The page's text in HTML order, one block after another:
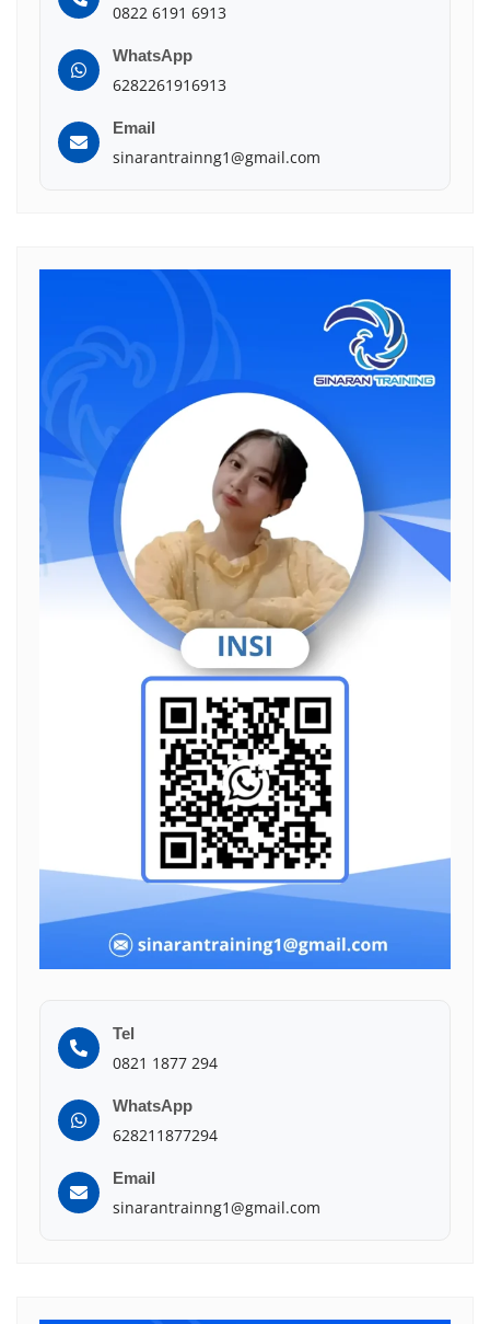
0822 6191 6913
WhatsApp
6282261916913
Email
sinarantrainng1@gmail.com
Tel
0821 1877 294
WhatsApp
628211877294
Email
sinarantrainng1@gmail.com